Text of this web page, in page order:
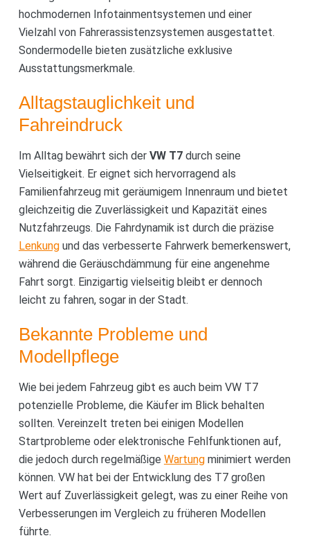
hochmodernen Infotainmentsystemen und einer
Vielzahl von Fahrerassistenzsystemen ausgestattet.
Sondermodelle bieten zusätzliche exklusive
Ausstattungsmerkmale.
Alltagstauglichkeit und
Fahreindruck
Im Alltag bewährt sich der VW T7durch seine
Vielseitigkeit. Er eignet sich hervorragend als
Familienfahrzeug mit geräumigem Innenraum und bietet
gleichzeitig die Zuverlässigkeit und Kapazität eines
Nutzfahrzeugs. Die Fahrdynamik ist durch die präzise
Lenkungund das verbesserte Fahrwerk bemerkenswert,
während die Geräuschdämmung für eine angenehme
Fahrt sorgt. Einzigartig vielseitig bleibt er dennoch
leicht zu fahren, sogar in der Stadt.
Bekannte Probleme und
Modellpflege
Wie bei jedem Fahrzeug gibt es auch beim VW T7
potenzielle Probleme, die Käufer im Blick behalten
sollten. Vereinzelt treten bei einigen Modellen
Startprobleme oder elektronische Fehlfunktionen auf,
die jedoch durch regelmäßige Wartungminimiert werden
können. VW hat bei der Entwicklung des T7 großen
Wert auf Zuverlässigkeit gelegt, was zu einer Reihe von
Verbesserungen im Vergleich zu früheren Modellen
führte.